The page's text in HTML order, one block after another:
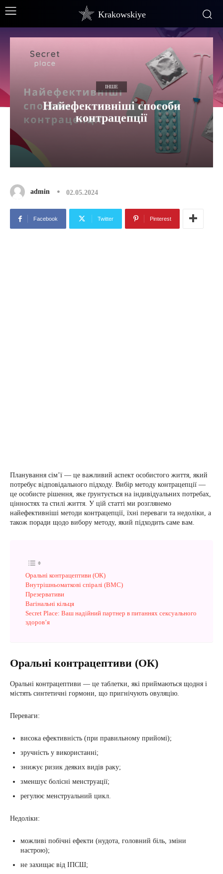
Krakowskiye
ІНШЕ
Найефективніші способи
контрацепції
admin 02.05.2024
Facebook Twitter Pinterest
Планування сім’ї — це важливий аспект особистого життя, який
потребує відповідального підходу. Вибір методу контрацепції —
це особисте рішення, яке ґрунтується на індивідуальних потребах,
цінностях та стилі життя. У цій статті ми розглянемо
найефективніші методи контрацепції, їхні переваги та недоліки, а
також поради щодо вибору методу, який підходить саме вам.
Оральні контрацептиви (ОК)
Внутрішньоматкові спіралі (ВМС)
Презервативи
Вагінальні кільця
Secret Place: Ваш надійний партнер в питаннях сексуального
здоров’я
Оральні контрацептиви (ОК)
Оральні контрацептиви — це таблетки, які приймаються щодня і
містять синтетичні гормони, що пригнічують овуляцію.
Переваги:
висока ефективність (при правильному прийомі);
зручність у використанні;
знижує ризик деяких видів раку;
зменшує болісні менструації;
регулює менструальний цикл.
Недоліки:
можливі побічні ефекти (нудота, головний біль, зміни
настрою);
не захищає від ІПСШ;